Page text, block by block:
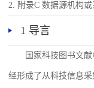
2. 附录C 数据源机构或
1 导言
国家科技图书文
经形成了从科技信息